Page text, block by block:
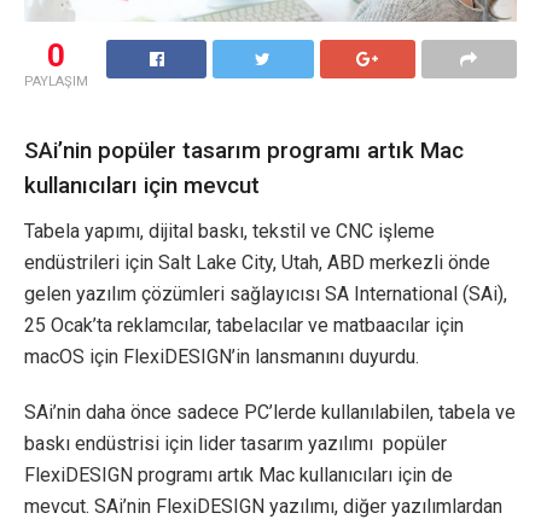
0
PAYLAŞIM
SAi’nin popüler tasarım programı artık Mac
kullanıcıları için mevcut
Tabela yapımı, dijital baskı, tekstil ve CNC işleme
endüstrileri için Salt Lake City, Utah, ABD merkezli önde
gelen yazılım çözümleri sağlayıcısı SA International (SAi),
25 Ocak’ta reklamcılar, tabelacılar ve matbaacılar için
macOS için FlexiDESIGN’in lansmanını duyurdu.
SAi’nin daha önce sadece PC’lerde kullanılabilen, tabela ve
baskı endüstrisi için lider tasarım yazılımı popüler
FlexiDESIGN programı artık Mac kullanıcıları için de
mevcut. SAi’nin FlexiDESIGN yazılımı, diğer yazılımlardan